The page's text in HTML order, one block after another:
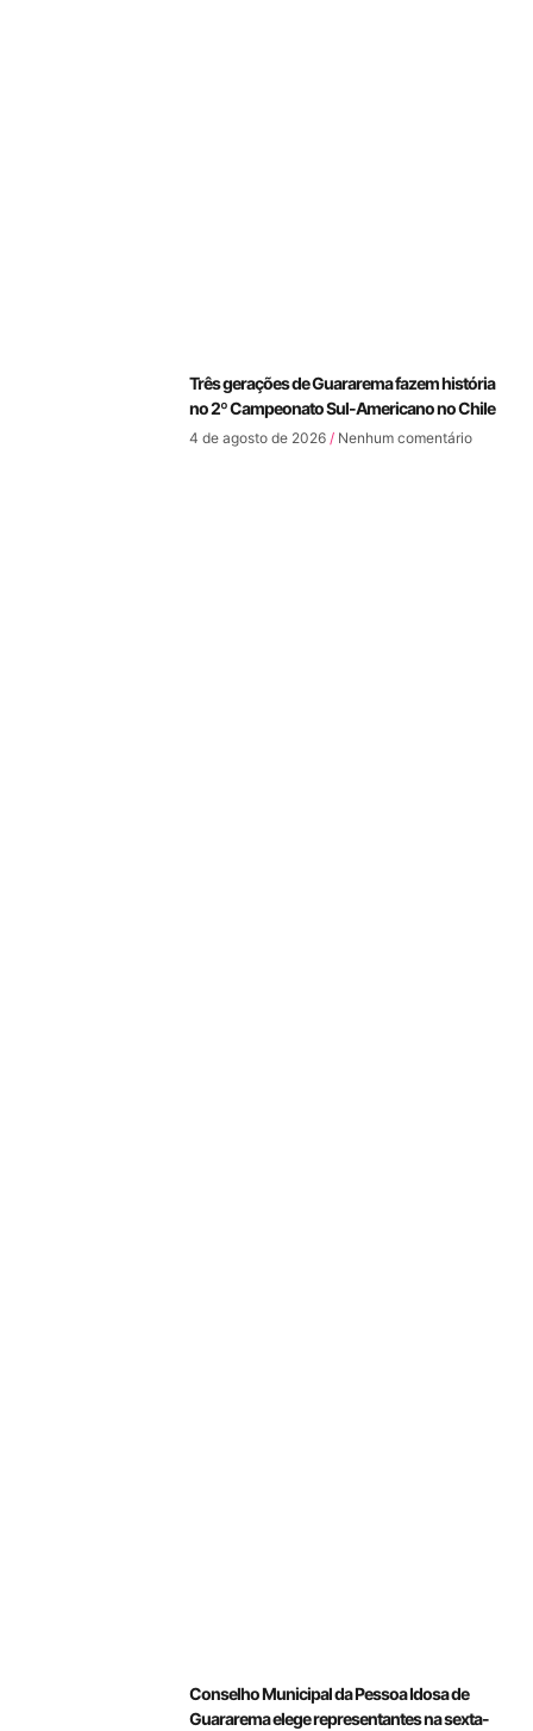
Três gerações de Guararema fazem história
no 2º Campeonato Sul-Americano no Chile
4 de agosto de 2026 Nenhum comentário
Conselho Municipal da Pessoa Idosa de
Guararema elege representantes na sexta-